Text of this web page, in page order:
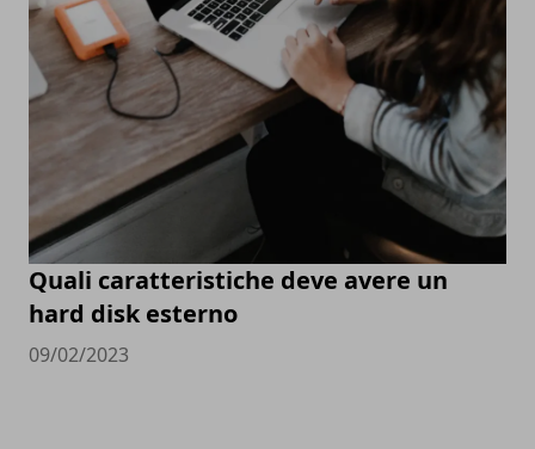
Quali caratteristiche deve avere un
hard disk esterno
09/02/2023